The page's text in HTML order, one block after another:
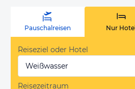
Pauschalreisen Nur Hotel
Reiseziel oder Hotel
Weißwasser
Reisezeitraum